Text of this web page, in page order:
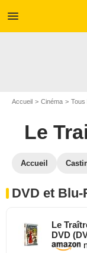
menu
Accueil Cinéma Tous
Le
Accueil
DVD et Blu-
Le
DVD